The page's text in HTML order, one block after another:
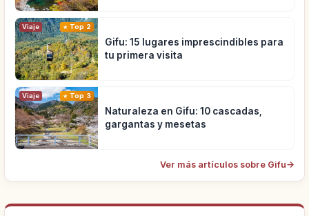
Viaje Top 2
Gifu: 15 lugares imprescindibles para
tu primera visita
Viaje Top 3
Naturaleza en Gifu: 10 cascadas,
gargantas y mesetas
Ver más artículos sobre Gifu→